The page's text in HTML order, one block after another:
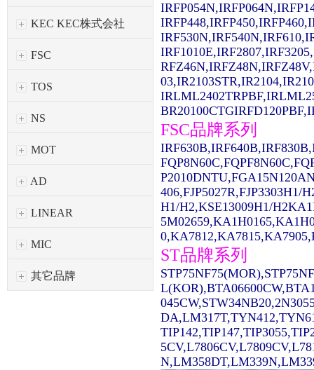
KEC KEC株式会社
FSC
TOS
NS
MOT
AD
LINEAR
MIC
其它品牌
FSC品牌系列
406,FJP5027R,FJP3303H1/
H1/H2,KSE13009H1/
ST品牌系列